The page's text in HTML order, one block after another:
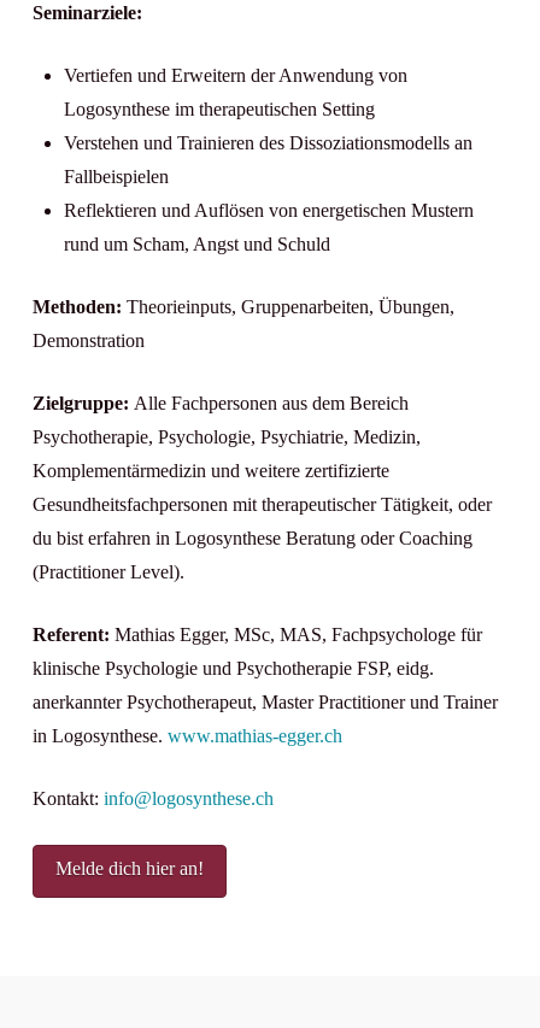
Seminarziele:
Vertiefen und Erweitern der Anwendung von
Logosynthese im therapeutischen Setting
Verstehen und Trainieren des Dissoziationsmodells an
Fallbeispielen
Reflektieren und Auflösen von energetischen Mustern
rund um Scham, Angst und Schuld
Methoden: Theorieinputs, Gruppenarbeiten, Übungen,
Demonstration
Zielgruppe: Alle Fachpersonen aus dem Bereich
Psychotherapie, Psychologie, Psychiatrie, Medizin,
Komplementärmedizin und weitere zertifizierte
Gesundheitsfachpersonen mit therapeutischer Tätigkeit, oder
du bist erfahren in Logosynthese Beratung oder Coaching
(Practitioner Level).
Referent: Mathias Egger, MSc, MAS, Fachpsychologe für
klinische Psychologie und Psychotherapie FSP, eidg.
anerkannter Psychotherapeut, Master Practitioner und Trainer
in Logosynthese. www.mathias-egger.ch
Kontakt: info@logosynthese.ch
Melde dich hier an!